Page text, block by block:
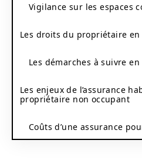
Vigilance sur les espaces
Les droits du propriétaire
Les démarches à suivre
Les enjeux de l’assurance
propriétaire non occupant
Coûts d’une assurance